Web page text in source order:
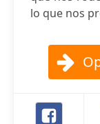
lo que nos